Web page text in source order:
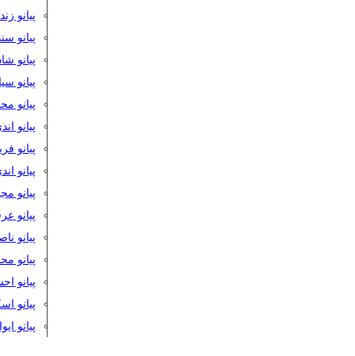
پیانو
پیانو
پیانو
پیانو
پیانو
پیانو
پیانو
پیانو
پیانو
پیانو
پیانو
پیانو
پیانو
پیانو
پیانو